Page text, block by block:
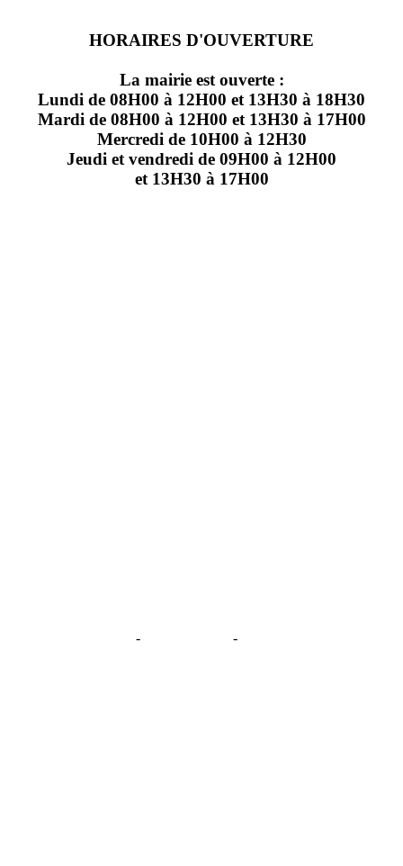
HORAIRES D'OUVERTURE
La mairie est ouverte :
Lundi de 08H00 à 12H00 et 13H30 à 18H30
Mardi de 08H00 à 12H00 et 13H30 à 17H00
Mercredi de 10H00 à 12H30
Jeudi et vendredi de 09H00 à 12H00
et 13H30 à 17H00
- -